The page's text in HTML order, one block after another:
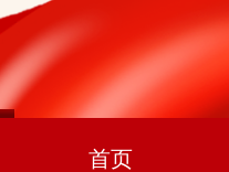
首页